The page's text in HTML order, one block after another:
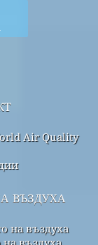
Air Quality
въздуха
на въздуха